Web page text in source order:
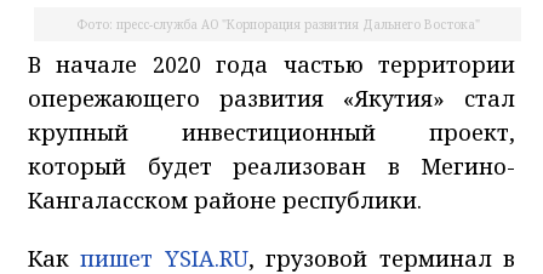
Фото: пресс-служба АО "Корпорация развития Дальнего Востока"
В начале 2020 года частью территории
опережающего развития «Якутия» стал
крупный инвестиционный проект,
который будет реализован в Мегино-
Кангаласском районе республики.
Какпишет YSIA.RU, грузовой терминал в